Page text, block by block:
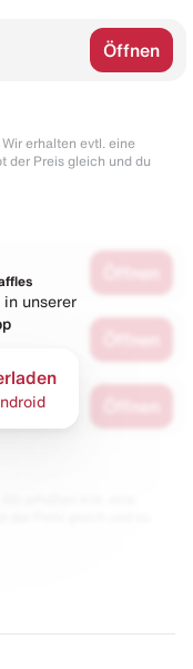
Öffnen
erhalten evtl. eine
der Preis gleich und du
in unserer